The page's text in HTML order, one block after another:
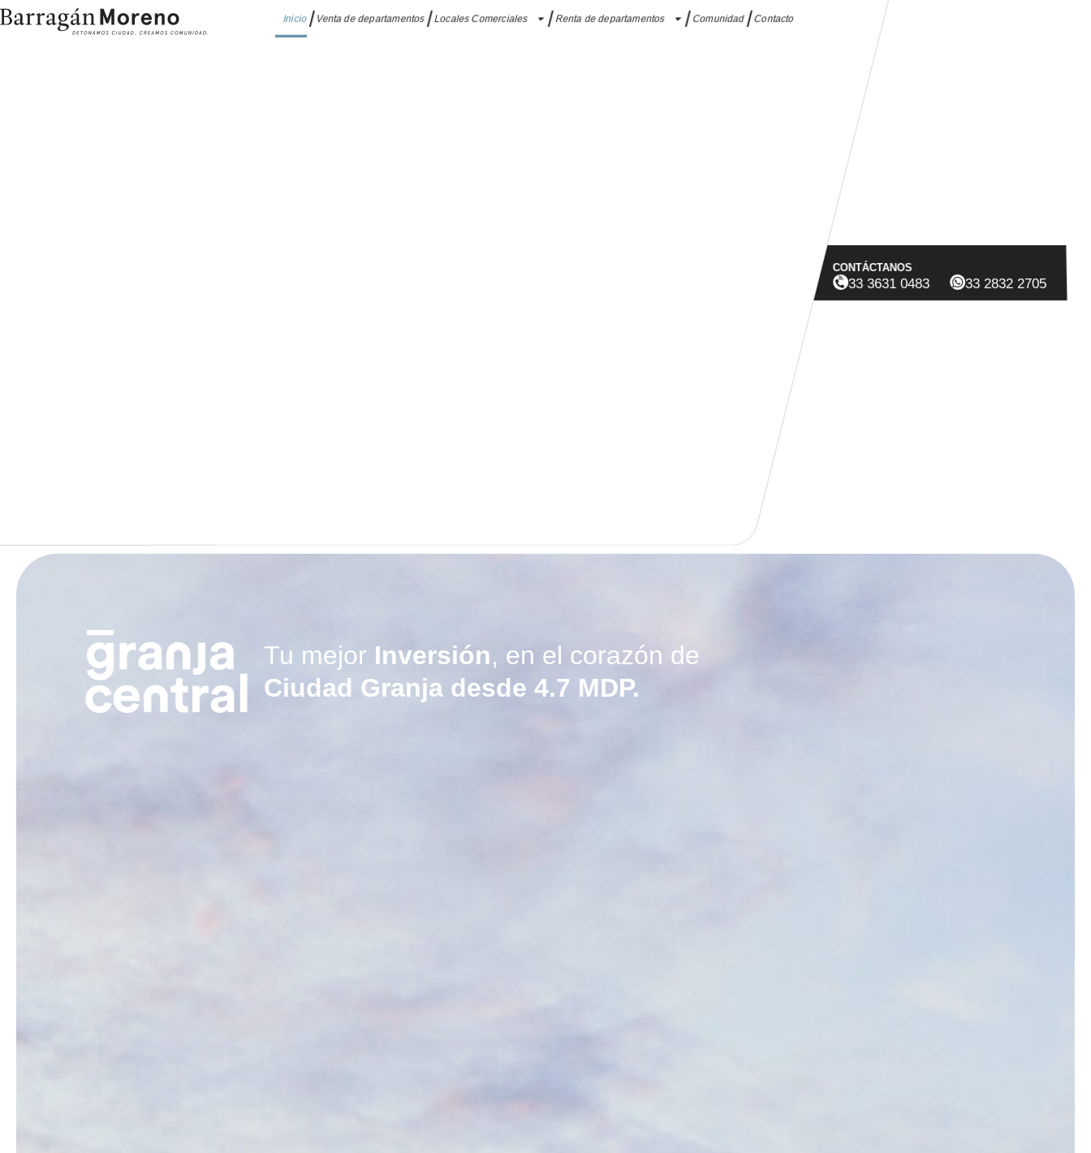
Inicio Venta de departamentos Locales Comerciales Renta de departamentos Comunidad Contacto
CONTÁCTANOS
33 3631 0483 33 2832 2705
Tu mejor Inversión, en el corazón de
Ciudad Granja desde 4.7 MDP.